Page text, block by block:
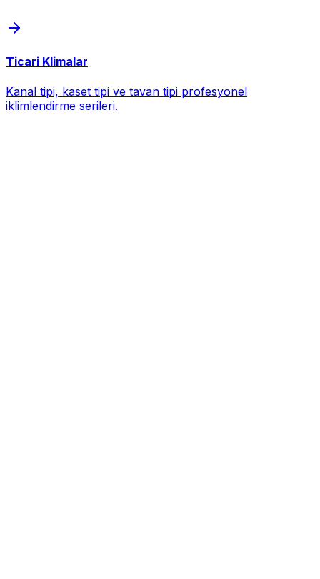
Ticari Klimalar
Kanal tipi, kaset tipi ve tavan tipi profesyonel
iklimlendirme serileri.